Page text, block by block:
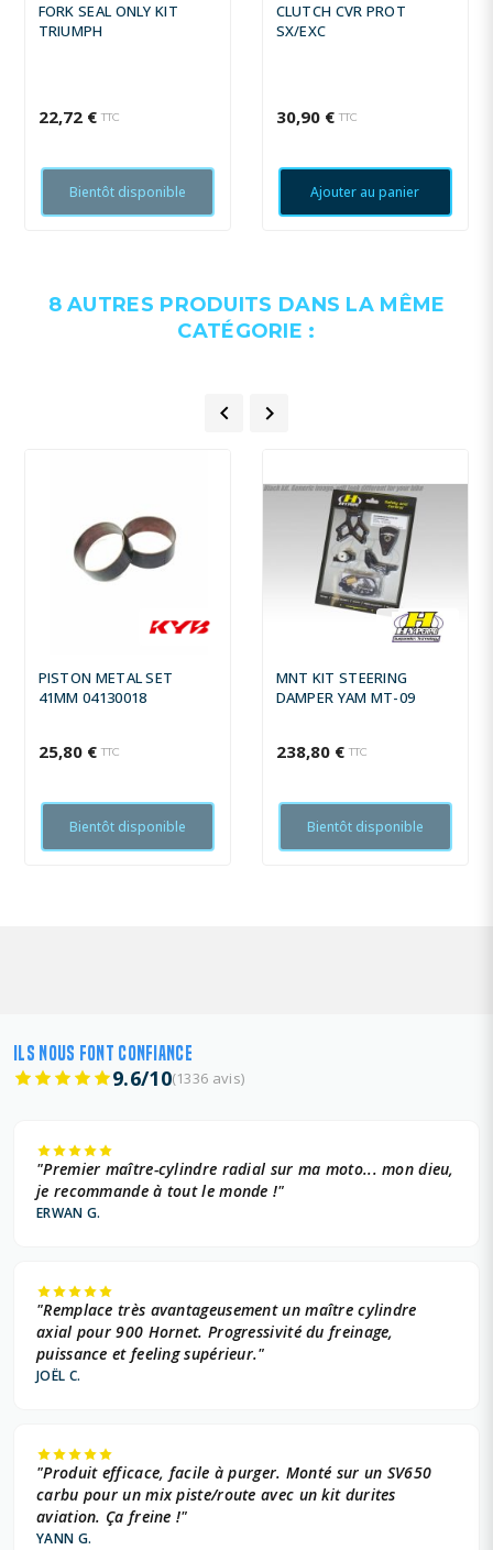
FORK SEAL ONLY KIT
TRIUMPH
22,72 € TTC
Bientôt disponible
CLUTCH CVR PROT
SX/EXC
30,90 € TTC
Ajouter au panier
8 AUTRES PRODUITS DANS LA MÊME
CATÉGORIE :
 
PISTON METAL SET
41MM 04130018
25,80 € TTC
Bientôt disponible
MNT KIT STEERING
DAMPER YAM MT-09
238,80 € TTC
Bientôt disponible
ILS NOUS FONT CONFIANCE
9.6/10(1336 avis)
"Premier maître-cylindre radial sur ma moto... mon dieu,
je recommande à tout le monde !"
ERWAN G.
"Remplace très avantageusement un maître cylindre
axial pour 900 Hornet. Progressivité du freinage,
puissance et feeling supérieur."
JOËL C.
"Produit efficace, facile à purger. Monté sur un SV650
carbu pour un mix piste/route avec un kit durites
aviation. Ça freine !"
YANN G.